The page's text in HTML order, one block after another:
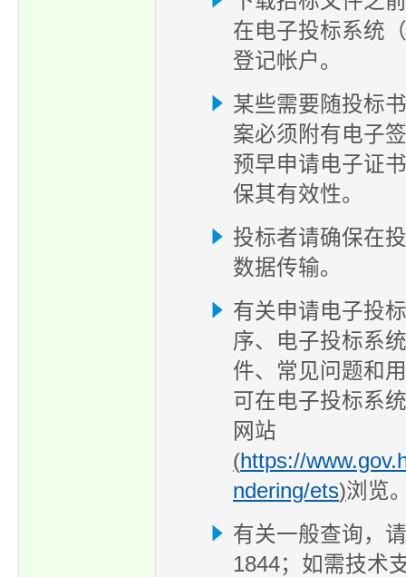
在电子投标系统
登记帐户。
某些需要随投标
案必须附有电子
预早申请电子证
保其有效性。
投标者请确保在
数据传输。
有关申请电子投
序、电子投标系
件、常见问题和
可在电子投标系
网站
(https://
ndering/ets)浏览
有关一般查询，
1844；如需技术